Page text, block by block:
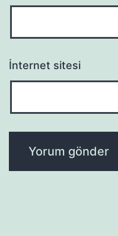
İnternet sitesi